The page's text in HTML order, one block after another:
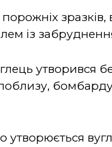
із
утворився
утворюється